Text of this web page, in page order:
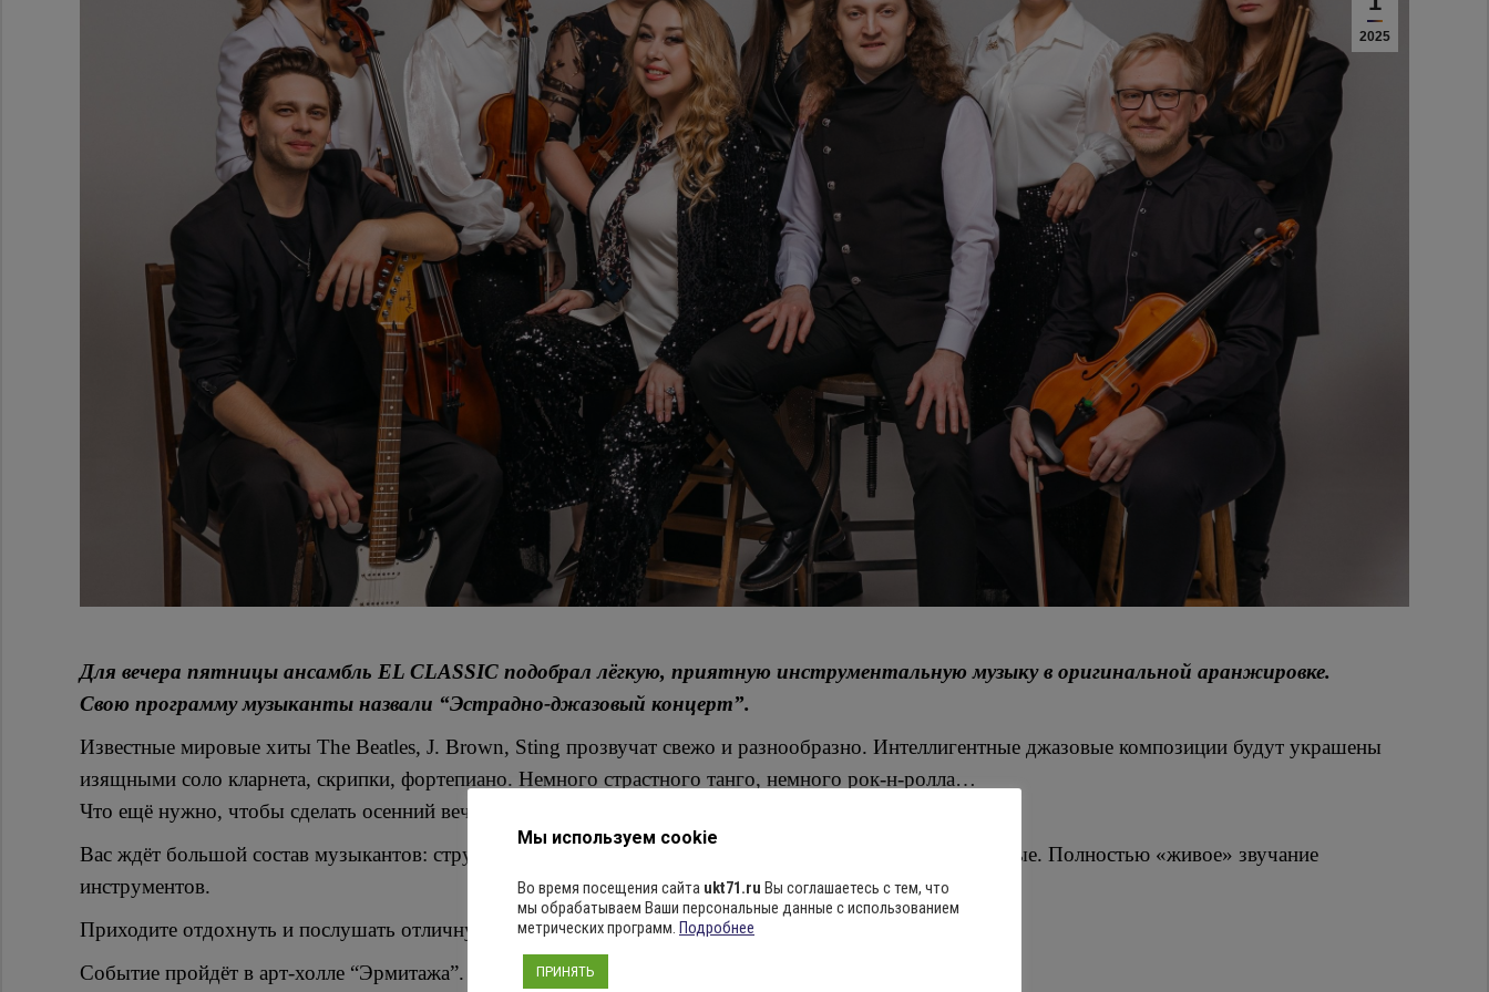
2025
Для вечера пятницы ансамбль EL CLASSIC подобрал лёгкую, приятную инструментальную музыку в оригинальной аранжировке.
Свою программу музыканты назвали “Эстрадно-джазовый концерт”.
Известные мировые хиты The Beatles, J. Brown, Sting прозвучат свежо и разнообразно. Интеллигентные джазовые композиции будут украшены
изящными соло кларнета, скрипки, фортепиано. Немного страстного танго, немного рок-н-ролла…
Что ещё нужно, чтобы сделать осенний вечер тёплым и запоминающимся?
Вас ждёт большой состав музыкантов: струнная группа, кларнет, фортепиано, гитара, бас-гитара, ударные. Полностью «живое» звучание
инструментов.
Приходите отдохнуть и послушать отличную музыку в исполнении профессионалов!
Событие пройдёт в арт-холле “Эрмитажа”.
Мы используем cookie
Во время посещения сайта ukt71.ru Вы соглашаетесь с тем, что
мы обрабатываем Ваши персональные данные с использованием
метрических программ. Подробнее
ПРИНЯТЬ